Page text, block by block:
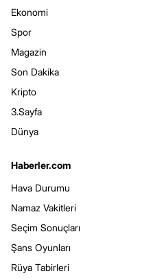
Ekonomi
Spor
Magazin
Son Dakika
Kripto
3.Sayfa
Dünya
Haberler.com
Hava Durumu
Namaz Vakitleri
Seçim Sonuçları
Şans Oyunları
Rüya Tabirleri